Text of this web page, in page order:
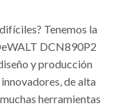
Tenemos la
DCN890P2
y producción
de alta
herramientas